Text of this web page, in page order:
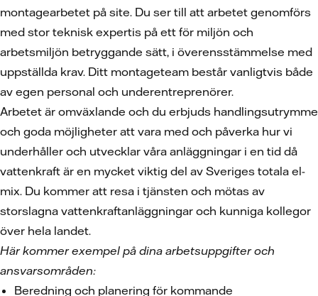
montagearbetet på site. Du ser till att arbetet genomförs
med stor teknisk expertis på ett för miljön och
arbetsmiljön betryggande sätt, i överensstämmelse med
uppställda krav. Ditt montageteam består vanligtvis både
av egen personal och underentreprenörer.
Arbetet är omväxlande och du erbjuds handlingsutrymme
och goda möjligheter att vara med och påverka hur vi
underhåller och utvecklar våra anläggningar i en tid då
vattenkraft är en mycket viktig del av Sveriges totala el-
mix. Du kommer att resa i tjänsten och mötas av
storslagna vattenkraftanläggningar och kunniga kollegor
över hela landet.
Här kommer exempel på dina arbetsuppgifter och
ansvarsområden:
Beredning och planering för kommande